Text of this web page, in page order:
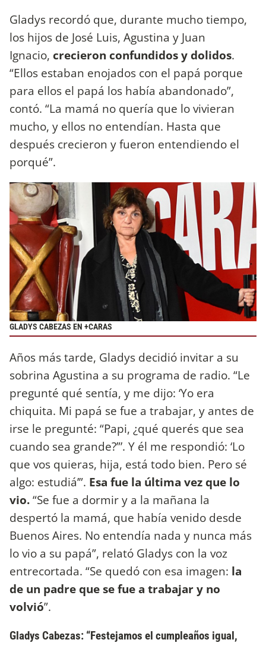
Gladys recordó que, durante mucho tiempo,
los hijos de José Luis, Agustina y Juan
Ignacio, crecieron confundidos y dolidos.
“Ellos estaban enojados con el papá porque
para ellos el papá los había abandonado”,
contó. “La mamá no quería que lo vivieran
mucho, y ellos no entendían. Hasta que
después crecieron y fueron entendiendo el
porqué”.
GLADYS CABEZAS EN +CARAS
Años más tarde, Gladys decidió invitar a su
sobrina Agustina a su programa de radio. “Le
pregunté qué sentía, y me dijo: ‘Yo era
chiquita. Mi papá se fue a trabajar, y antes de
irse le pregunté: “Papi, ¿qué querés que sea
cuando sea grande?”’. Y él me respondió: ‘Lo
que vos quieras, hija, está todo bien. Pero sé
algo: estudiá’”. Esa fue la última vez que lo
vio.“Se fue a dormir y a la mañana la
despertó la mamá, que había venido desde
Buenos Aires. No entendía nada y nunca más
lo vio a su papá”, relató Gladys con la voz
entrecortada. “Se quedó con esa imagen: la
de un padre que se fue a trabajar y no
volvió”.
Gladys Cabezas: “Festejamos el cumpleaños igual,